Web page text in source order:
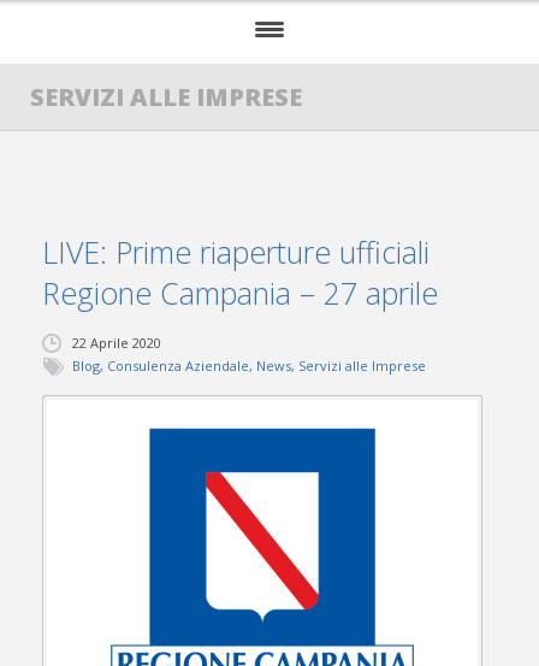
HOME
SHOP
BLOG
SERVIZI ALLE IMPRESE
LIVE: Prime riaperture ufficiali
Regione Campania – 27 aprile
22 Aprile 2020
Blog, Consulenza Aziendale, News, Servizi alle Imprese